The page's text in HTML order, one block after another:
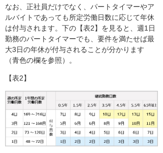
なお、正社員だけでなく、パートタイマーやア
ルバイトであっても所定労働日数に応じて年休
は付与されます。下の【表2】を見ると、週1日
勤務のパートタイマーでも、要件を満たせば最
大3日の年休が付与されることが分かります
（青色の欄を参照）。
【表2】